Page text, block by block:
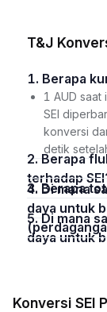
T&J
1. Berapa
1 AUD saat
SEI
konversi
detik
2. Berapa fluktuasi 24 jam pada kurs AUD
terhadap
3. Berapa
4. Di mana saya dapat menemukan sumber
daya untuk
5. Di mana saya dapat menemukan sumber
daya untuk
Konversi SEI